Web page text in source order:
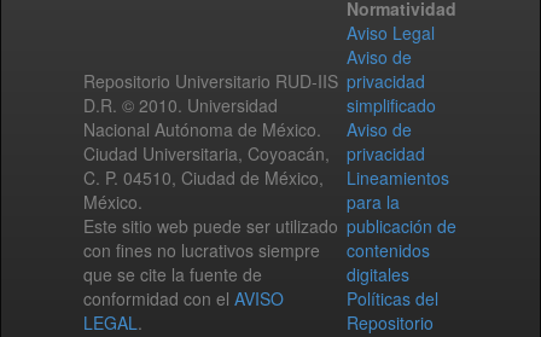
Repositorio Universitario RUD-IIS
D.R. © 2010. Universidad
Nacional Autónoma de México.
Ciudad Universitaria, Coyoacán,
C. P. 04510, Ciudad de México,
México.
Este sitio web puede ser utilizado
con fines no lucrativos siempre
que se cite la fuente de
conformidad con el AVISO
LEGAL.
Normatividad
Aviso Legal
Aviso de
privacidad
simplificado
Aviso de
privacidad
Lineamientos
para la
publicación de
contenidos
digitales
Políticas del
Repositorio